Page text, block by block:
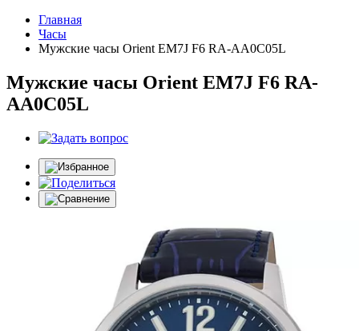
Главная
Часы
Мужские часы Orient EM7J F6 RA-AA0C05L
Мужские часы Orient EM7J F6 RA-
AA0C05L